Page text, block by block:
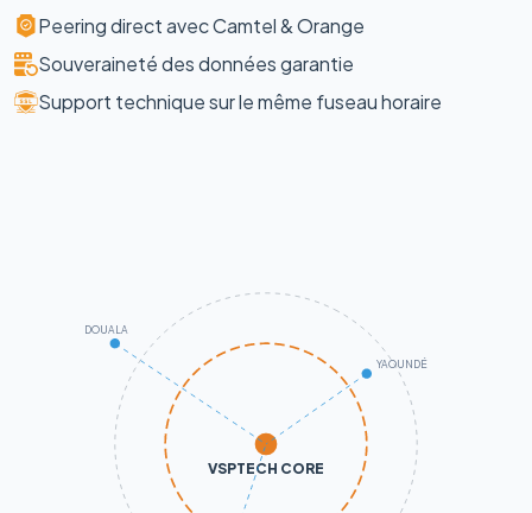
Peering direct avec Camtel & Orange
Souveraineté des données garantie
Support technique sur le même fuseau horaire
VSPTECH CORE
DOUALA
YAOUNDÉ